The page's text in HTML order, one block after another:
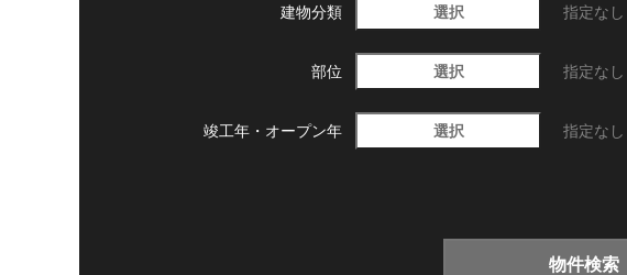
建物分類 選択 指定なし
部位 選択 指定なし
竣工年・ オープン年 選択 指定なし
物件検索